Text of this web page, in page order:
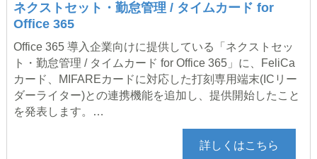
ネクストセット・勤怠管理 / タイムカード for
Office 365
Office 365 導入企業向けに提供している「ネクストセッ
ト・勤怠管理 / タイムカード for Office 365」に、FeliCa
カード、MIFAREカードに対応した打刻専用端末(ICリー
ダーライター)との連携機能を追加し、提供開始したこと
を発表します。…
詳しくはこちら